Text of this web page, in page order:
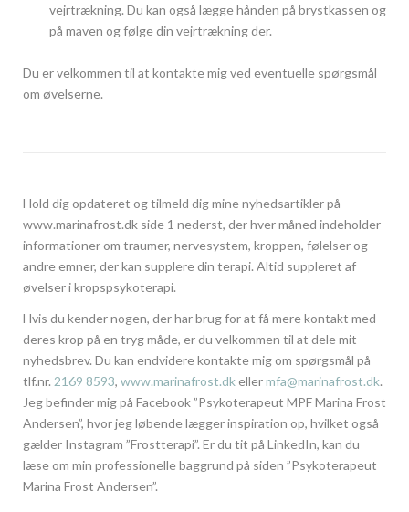
vejrtrækning. Du kan også lægge hånden på brystkassen og
på maven og følge din vejrtrækning der.
Du er velkommen til at kontakte mig ved eventuelle spørgsmål
om øvelserne.
Hold dig opdateret og tilmeld dig mine nyhedsartikler på
www.marinafrost.dk side 1 nederst, der hver måned indeholder
informationer om traumer, nervesystem, kroppen, følelser og
andre emner, der kan supplere din terapi. Altid suppleret af
øvelser i kropspsykoterapi.
Hvis du kender nogen, der har brug for at få mere kontakt med
deres krop på en tryg måde, er du velkommen til at dele mit
nyhedsbrev. Du kan endvidere kontakte mig om spørgsmål på
tlf.nr. 2169 8593, www.marinafrost.dkellermfa@marinafrost.dk.
Jeg befinder mig på Facebook ”Psykoterapeut MPF Marina Frost
Andersen”, hvor jeg løbende lægger inspiration op, hvilket også
gælder Instagram ”Frostterapi”. Er du tit på LinkedIn, kan du
læse om min professionelle baggrund på siden ”Psykoterapeut
Marina Frost Andersen”.